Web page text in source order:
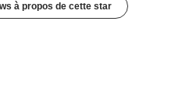
à propos de cette star